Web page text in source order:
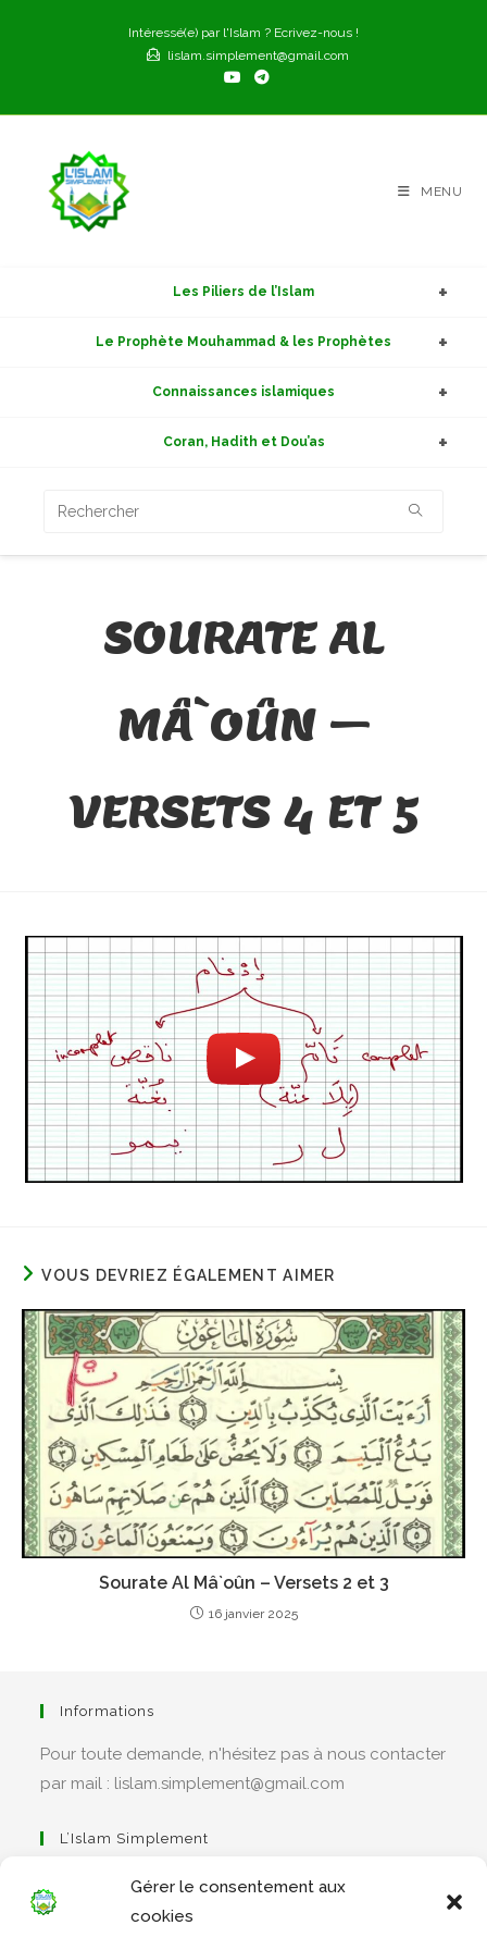
Gérer le consentement aux
cookies
Intéressé(e) par l'Islam ? Ecrivez-nous !
lislam.simplement@gmail.com
MENU
Les Piliers de l’Islam
Le Prophète Mouhammad & les Prophètes
Connaissances islamiques
Coran, Hadith et Dou’as
SOURATE AL
MÂ`OÛN –
VERSETS 4 ET 5
VOUS DEVRIEZ ÉGALEMENT AIMER
Sourate Al Mâ`oûn – Versets 2 et 3
16 janvier 2025
Informations
Pour toute demande, n'hésitez pas à nous contacter
par mail : lislam.simplement@gmail.com
L’Islam Simplement